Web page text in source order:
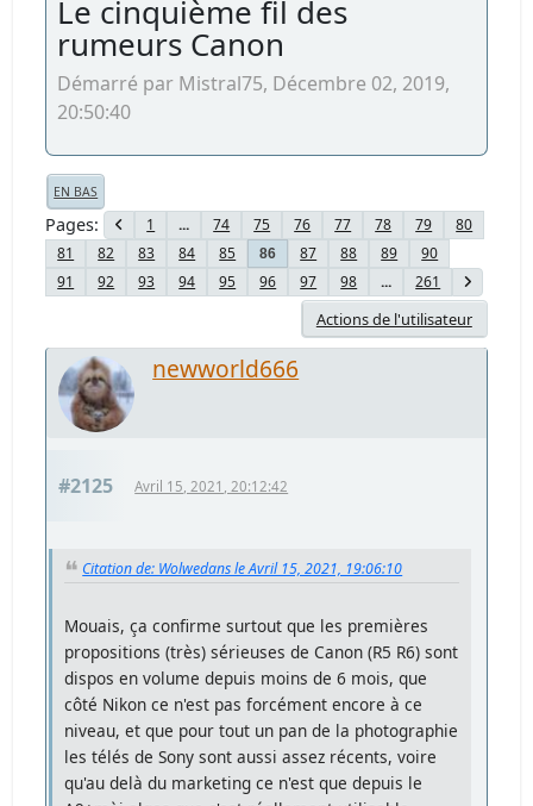
Le cinquième fil des
rumeurs Canon
Démarré par Mistral75, Décembre 02, 2019,
20:50:40
EN BAS
Pages 1 ... 74 75 76 77 78 79
80
81
82 83 84 85 86 87 88 89
90
91
92 93 94 95 96 97 98 ... 261
Actions de l'utilisateur
newworld666
#2125 Avril 15, 2021, 20:12:42
Citation de: Wolwedans le Avril 15, 2021, 19:06:10
Mouais, ça confirme surtout que les premières
propositions (très) sérieuses de Canon (R5 R6) sont
dispos en volume depuis moins de 6 mois, que
côté Nikon ce n'est pas forcément encore à ce
niveau, et que pour tout un pan de la photographie
les télés de Sony sont aussi assez récents, voire
qu'au delà du marketing ce n'est que depuis le